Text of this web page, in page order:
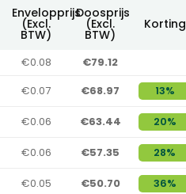
Envelopprijs
(Excl.
BTW)
Doosprijs
(Excl.
BTW)
Korting
€0.08
€79.12
€0.07 €68.97 13%
€0.06 €63.44 20%
€0.06 €57.35 28%
€0.05 €50.70
36%